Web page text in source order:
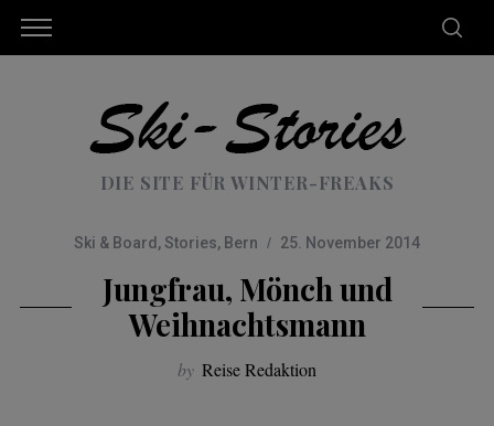
DIE SITE FÜR WINTER-FREAKS
Ski & Board , Stories, Bern 25. November 2014
Jungfrau, Mönch und
Weihnachtsmann
by Reise Redaktion